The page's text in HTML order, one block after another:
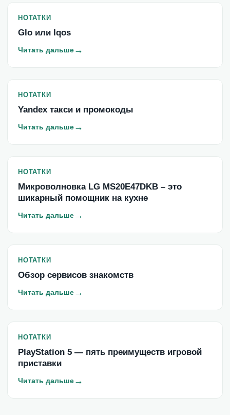
НОТАТКИ
Glo или Iqos
Читать дальше→
НОТАТКИ
Yandex такси и промокоды
Читать дальше→
НОТАТКИ
Микроволновка LG MS20E47DKB – это
шикарный помощник на кухне
Читать дальше→
НОТАТКИ
Обзор сервисов знакомств
Читать дальше→
НОТАТКИ
PlayStation 5 — пять преимуществ игровой
приставки
Читать дальше→